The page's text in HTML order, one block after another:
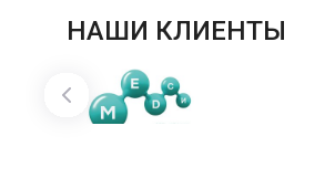
НАШИ КЛИЕНТЫ